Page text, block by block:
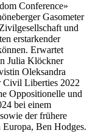
Conference»
Gasometer
und
erstarkender
Erwartet
Julia Klöckner
Oleksandra
Civil Liberties 2022
Oppositionelle und
bei einem
der frühere
Ben Hodges.